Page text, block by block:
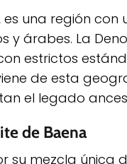
una región
árabes. La
estrictos
de esta
el legado
de Baena
su mezcla